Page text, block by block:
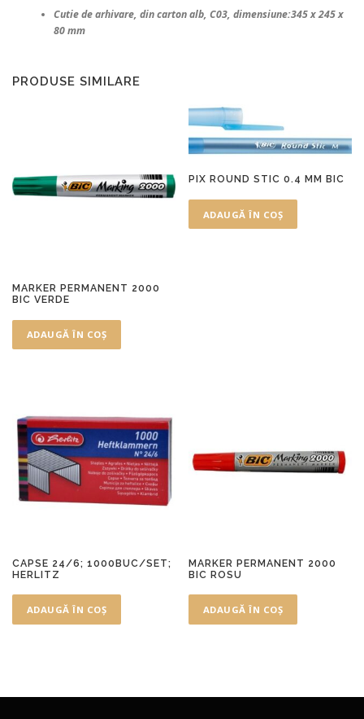
Cutie de arhivare, din carton alb, C03, dimensiune:345 x 245 x
80 mm
PRODUSE SIMILARE
MARKER PERMANENT 2000
BIC VERDE
ADAUGĂ ÎN COȘ
PIX ROUND STIC 0.4 MM BIC
ADAUGĂ ÎN COȘ
CAPSE 24/6; 1000BUC/SET;
HERLITZ
ADAUGĂ ÎN COȘ
MARKER PERMANENT 2000
BIC ROSU
ADAUGĂ ÎN COȘ